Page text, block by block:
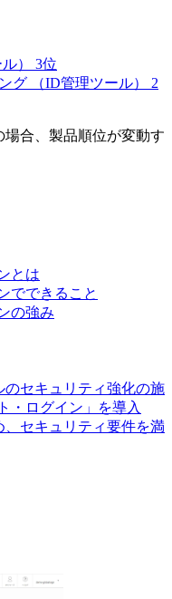
） 3位
グ （ID管理ツール） 2
合、製品順位が変動す
とは
でできること
の強み
のセキュリティ強化の施
・ログイン」を導入
セキュリティ要件を満